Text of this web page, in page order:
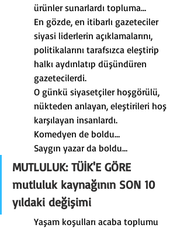
ürünler sunarlardı topluma…
En gözde, en itibarlı gazeteciler
siyasi liderlerin açıklamalarını,
politikalarını tarafsızca eleştirip
halkı aydınlatıp düşündüren
gazetecilerdi.
O günkü siyasetçiler hoşgörülü,
nükteden anlayan, eleştirileri hoş
karşılayan insanlardı.
Komedyen de boldu…
Saygın yazar da boldu…
MUTLULUK: TÜİK'E GÖRE
mutluluk kaynağının SON 10
yıldaki değişimi
Yaşam koşulları acaba toplumu